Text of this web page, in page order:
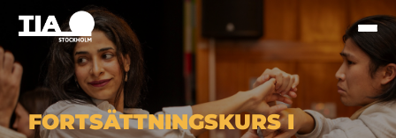
FORTSÄTTNINGSKURS I